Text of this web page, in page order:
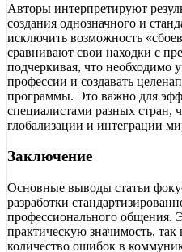
Авторы интерпретируют
создания однозначного и
исключить возможность
сравнивают свои находки с
подчеркивая, что необходимо
профессии и создавать
программы. Это важно для
специалистами разных стран,
глобализации и интеграции
Заключение
Основные выводы статьи
разработки
профессионального общения.
практическую значимость,
количество ошибок в